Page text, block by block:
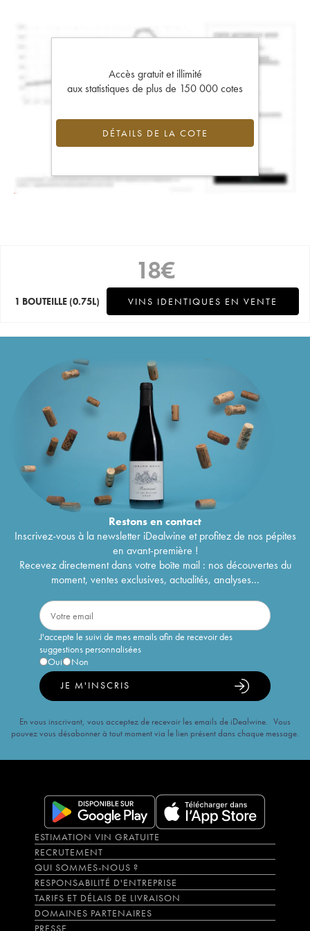
Accès gratuit et illimité
aux statistiques de plus de 150 000 cotes
DÉTAILS DE LA COTE
18€
1 BOUTEILLE (0.75L) VINS IDENTIQUES EN VENTE
Restons encontact
Inscrivez-vous à la newsletter iDealwine et profitez de nos pépites
en avant-première !
Recevez directement dans votre boîte mail : nos découvertes du
moment, ventes exclusives, actualités, analyses...
J'accepte le suivi de mes emails afin de recevoir des
suggestions personnalisées
Oui
Non
JE M'INSCRIS
En vous inscrivant, vous acceptez de recevoir les emails de iDealwine. Vous
pouvez vous désabonner à tout moment via le lien présent dans chaque message.
ESTIMATION VIN GRATUITE
RECRUTEMENT
QUI SOMMES-NOUS ?
RESPONSABILITÉ D'ENTREPRISE
TARIFS ET DÉLAIS DE LIVRAISON
DOMAINES PARTENAIRES
PRESSE